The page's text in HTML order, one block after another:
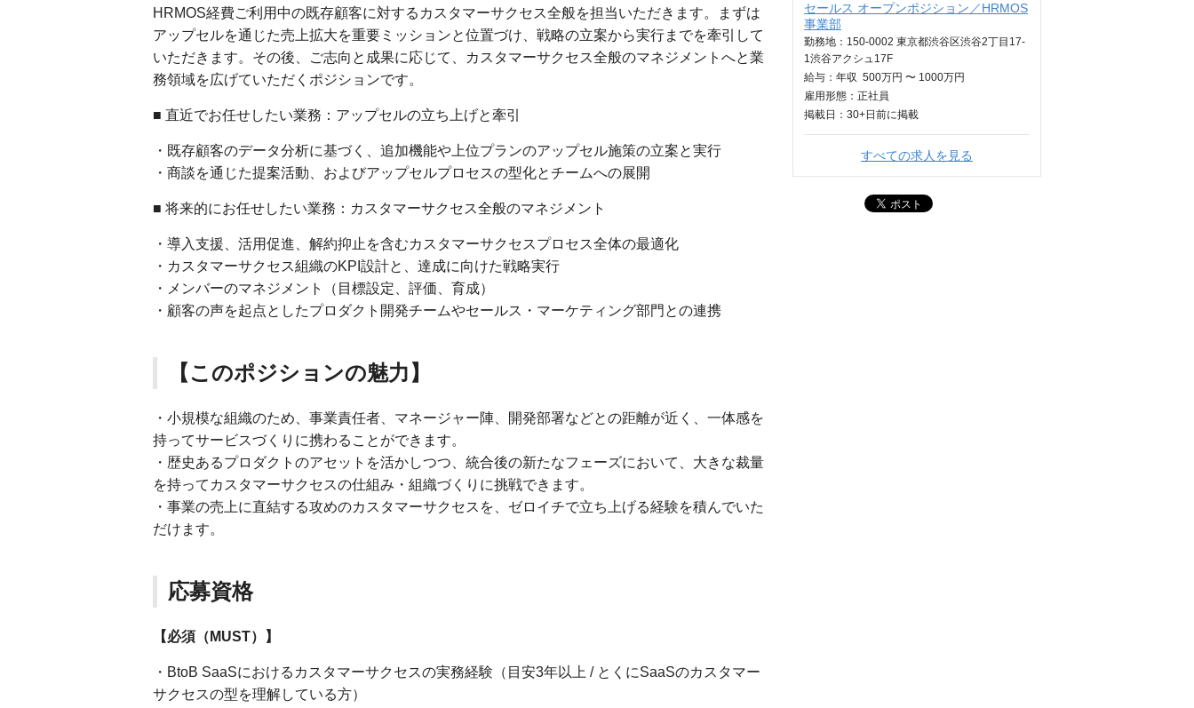
HRMOS経費ご利用中の既存顧客に対するカスタマーサクセス全般を担当いただきます。まずは
アップセルを通じた売上拡大を重要ミッションと位置づけ、戦略の立案から実行までを牽引して
いただきます。その後、ご志向と成果に応じて、カスタマーサクセス全般のマネジメントへと業
務領域を広げていただくポジションです。
■ 直近でお任せしたい業務：アップセルの立ち上げと牽引
・既存顧客のデータ分析に基づく、追加機能や上位プランのアップセル施策の立案と実行
・商談を通じた提案活動、およびアップセルプロセスの型化とチームへの展開
■ 将来的にお任せしたい業務：カスタマーサクセス全般のマネジメント
・導入支援、活用促進、解約抑止を含むカスタマーサクセスプロセス全体の最適化
・カスタマーサクセス組織のKPI設計と、達成に向けた戦略実行
・メンバーのマネジメント（目標設定、評価、育成）
・顧客の声を起点としたプロダクト開発チームやセールス・マーケティング部門との連携
【このポジションの魅力】
・小規模な組織のため、事業責任者、マネージャー陣、開発部署などとの距離が近く、一体感を
持ってサービスづくりに携わることができます。
・歴史あるプロダクトのアセットを活かしつつ、統合後の新たなフェーズにおいて、大きな裁量
を持ってカスタマーサクセスの仕組み・組織づくりに挑戦できます。
・事業の売上に直結する攻めのカスタマーサクセスを、ゼロイチで立ち上げる経験を積んでいた
だけます。
応募資格
【必須（MUST）】
・BtoB SaaSにおけるカスタマーサクセスの実務経験（目安3年以上 / とくにSaaSのカスタマー
サクセスの型を理解している方）
セールス オープンポジション／HRMOS
事業部
勤務地：150-0002 東京都渋谷区渋谷2丁目17-
1渋谷アクシュ17F
給与： 年収 500万円 〜 1000万円
雇用形態：正社員
掲載日： 30+日 前に掲載
すべての求人を見る